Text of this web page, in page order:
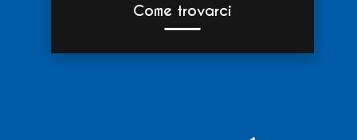
Come trovarci